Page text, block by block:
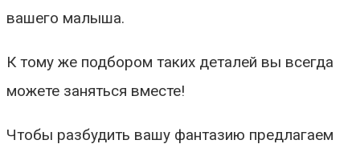
вашего малыша.
К тому же подбором таких деталей вы всегда
можете заняться вместе!
Чтобы разбудить вашу фантазию предлагаем